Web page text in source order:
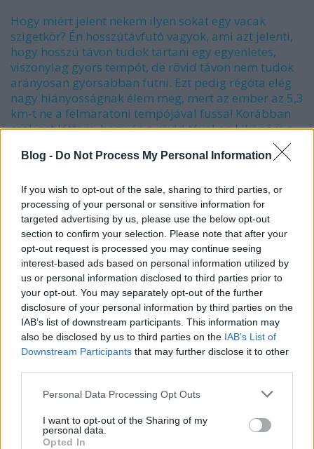
Blog - Do Not Process My Personal Information
If you wish to opt-out of the sale, sharing to third parties, or
processing of your personal or sensitive information for
targeted advertising by us, please use the below opt-out
section to confirm your selection. Please note that after your
opt-out request is processed you may continue seeing
interest-based ads based on personal information utilized by
us or personal information disclosed to third parties prior to
your opt-out. You may separately opt-out of the further
disclosure of your personal information by third parties on the
IAB’s list of downstream participants. This information may
also be disclosed by us to third parties on the IAB’s List of
Downstream Participants that may further disclose it to other
Please note that this website/app uses one or more Google
not limited to your visit or usage behaviour. You may click to
grant or deny consent to Google and its third-party tags to
Personal Data Processing Opt Outs
I want to opt-out of the Sharing of my
personal data.
Opted In
Hogy miért jelent nekem ilyen sokat egy vacak
szigetkör? Én hosszútávfutó vagyok, ami azt jelenti,
hogy hosszú távon tudok tartani egy egyenletes,
viszonylag gyors tempót, de rövid távon nem tudok
arányosan gyorsabban futni. Ezt pedig régóta elég
nagy hiányosságnak élem meg, mert az ember az 5,3
km-t ne a félmaratoni tempójával fussa! Korábban
csak azt láttam, hogy én a rövid távokon kiköpöm a
tüdőmet, és nincs gyilkosabb dolog, mint 5,3 km-t
futni teljes gőzzel. Most viszont anélkül, hogy kicsit is
megjavítani az egykori rekordomat. Akárhogy is
számolom, ez a szigetkör 4:13-as átlagra jön ki.
Ezek után ugye mindenki elhiszi, hogy nem érdekel
az idő a futásban, és amúgy sincs nagy jelentősége a
futásnak az életemben? :-)
Címkék:margitsziget sebesség pb futóklub
Ajánlott bejegyzések: